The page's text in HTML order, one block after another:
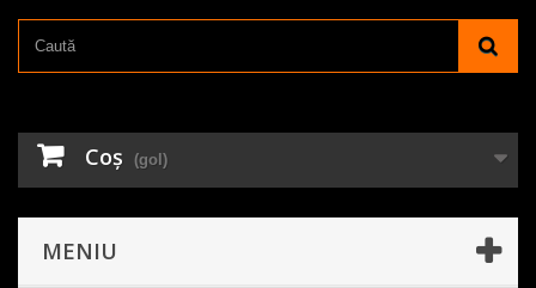
Coş (gol)
MENIU